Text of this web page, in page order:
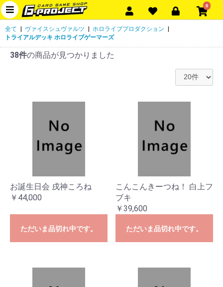
0
全て ヴァイスシュヴァルツ ホロライブプロダクション
トライアルデッキ ホロライブゲーマーズ
38件の商品が見つかりました
お誕生日会 戌神ころね
￥44,000
ただいま品切れ中です。
こんこんきーつね！ 白上フ
ブキ
￥39,600
ただいま品切れ中です。